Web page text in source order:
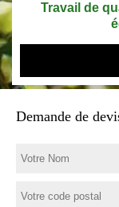
Travail de
Demande de